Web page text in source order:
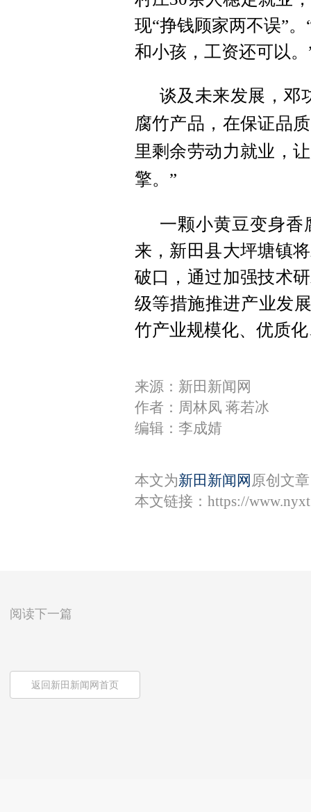
现“挣钱顾家两不误”
和小孩，工资还可以
谈及未来发展，邓
腐竹产品，在保证品
里剩余劳动力就业，
擎。”
一颗小黄豆变身
来，新田县大坪塘镇
破口，通过加强技术
级等措施推进产业发
竹产业规模化、优质
来源：新田新闻网
作者：周林凤 蒋若冰
编辑：李成婧
本文为新田新闻网 原创文
本文链接： https://
阅读下一篇
返回新田新闻网首页